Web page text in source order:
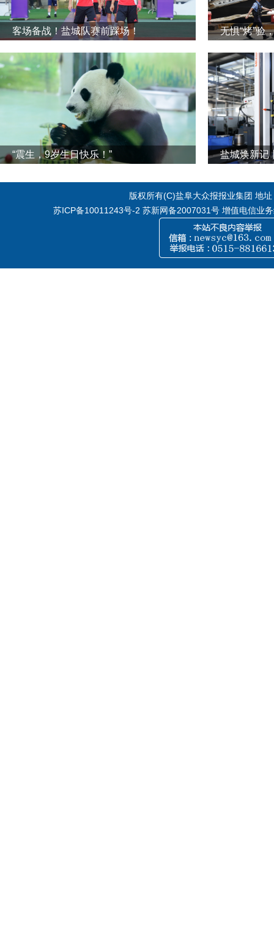
客场备战！盐城队赛前踩场！ 无惧“烤”验
“震生，9岁生日快乐！”
版权所有(C)盐阜大众报报业集团 地
苏ICP备10011243号-2 苏新网备2007031号 增值电信业